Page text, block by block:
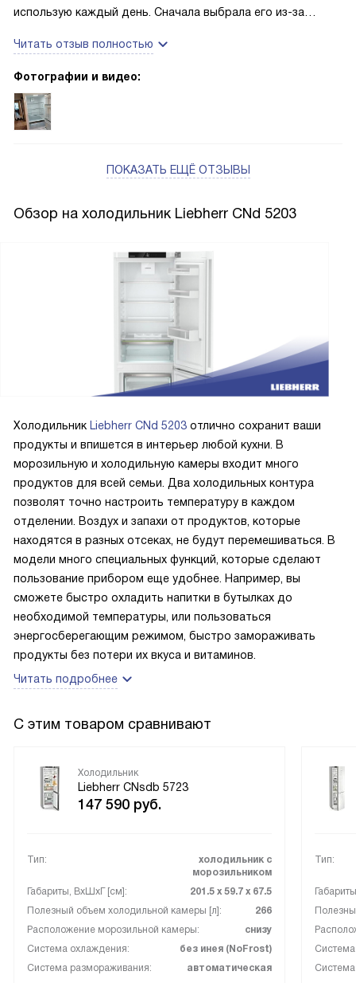
использую каждый день. Сначала выбрала его из-за
кухне он смотрится просто и не кричит о себе. Первое
утро меня порадовал тихий компрессор: не мешает
дисплей удобен: настройки видны, режим SuperFrost
включается быстро, и морозильник за ночь справился с
фруктам, я перестала выбрасывать салат через пару
поставить большую миску. NoFrost избавил от
необходимости размораживать, это оказалось важнее,
чем я думала: однажды уезжала на неделю, включила
режим отпуск, вернулась — всё без запаха и плесени.
Также есть детская блокировка, и я спокойно оставляю
панель включённой, никто случайно не настраивает
VarioSpace помогает убрать часть полок и разместить
высокую кастрюлю. Светодиодное освещение
равномерное, ничего не теряешь по углам. Установка
прошла спокойно, есть возможность ставить вплотную к
стене, это сэкономило место на маленькой кухне. В
общем, я доволен покупкой и рекомендую тем, кто ценит
удобство и простоту в использовании.
Читать отзыв полностью
Фотографии и видео:
ПОКАЗАТЬ ЕЩЁ ОТЗЫВЫ
Обзор на холодильник Liebherr CNd 5203
Холодильник Liebherr CNd 5203 отлично сохранит ваши
продукты и впишется в интерьер любой кухни. В
морозильную и холодильную камеры входит много
продуктов для всей семьи. Два холодильных контура
позволят точно настроить температуру в каждом
отделении. Воздух и запахи от продуктов, которые
находятся в разных отсеках, не будут перемешиваться. В
модели много специальных функций, которые сделают
пользование прибором еще удобнее. Например, вы
сможете быстро охладить напитки в бутылках до
необходимой температуры, или пользоваться
энергосберегающим режимом, быстро замораживать
продукты без потери их вкуса и витаминов.
Читать подробнее
С этим товаром сравнивают
Холодильник
Liebherr CNsdb 5723
147 590 руб.
Тип:
холодильник с
морозильником
Габариты, ВxШxГ [см]:
201.5 х 59.7 х 67.5
Полезный объем холодильной камеры [л]:
266
Расположение морозильной камеры:
снизу
Система охлаждения:
без инея (NoFrost)
Система размораживания:
автоматическая
Тип: